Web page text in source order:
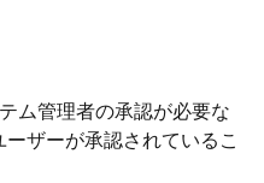
ム管理者の承認が必要な
ーザーが承認されているこ